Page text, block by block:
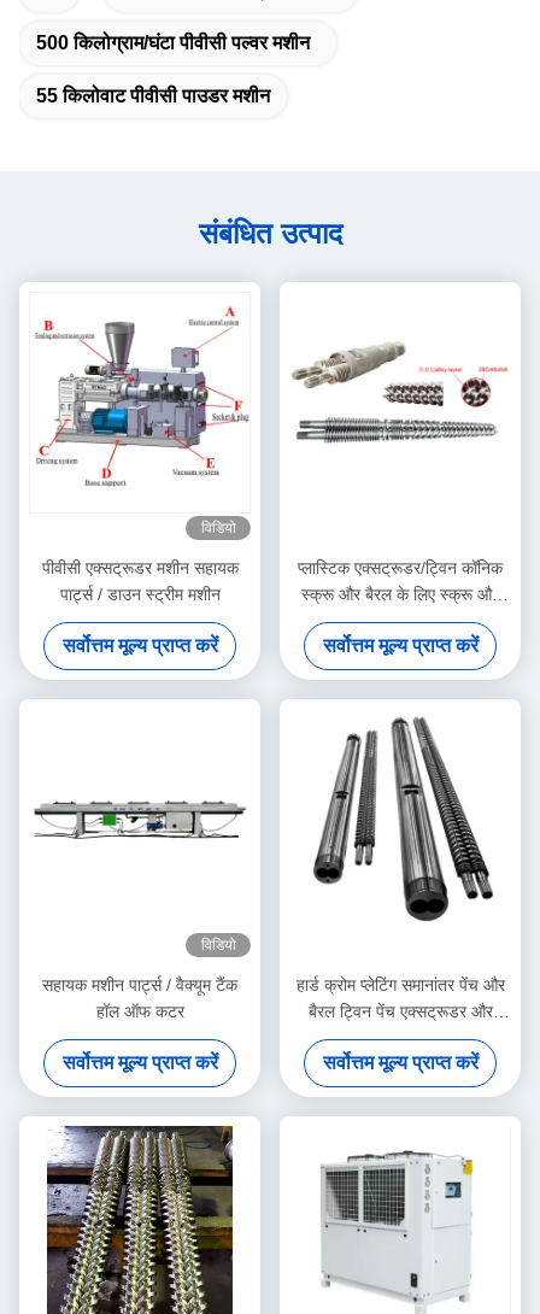
500 किलोग्राम/घंटा पीवीसी पल्वर मशीन
55 किलोवाट पीवीसी पाउडर मशीन
संबंधित उत्पाद
विडियो
पीवीसी एक्सट्रूडर मशीन सहायक
पार्ट्स / डाउन स्ट्रीम मशीन
सर्वोत्तम मूल्य प्राप्त करें
प्लास्टिक एक्सट्रूडर/ट्विन कॉनिक
स्क्रू और बैरल के लिए स्क्रू और
बैरल
सर्वोत्तम मूल्य प्राप्त करें
विडियो
सहायक मशीन पार्ट्स / वैक्यूम टैंक
हॉल ऑफ कटर
सर्वोत्तम मूल्य प्राप्त करें
हार्ड क्रोम प्लेटिंग समानांतर पेंच और
बैरल ट्विन पेंच एक्सट्रूडर और
साइजिंग माप सेवा के लिए निः शुल्क
सर्वोत्तम मूल्य प्राप्त करें